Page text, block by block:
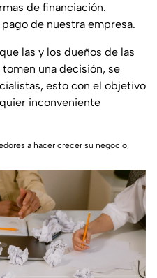
de financiación.
de nuestra empresa.
las y los dueños de las
una decisión, se
esto con el objetivo
inconveniente
a hacer crecer su negocio,